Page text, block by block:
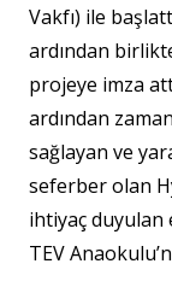
Vakfı) ile
ardından
projeye imza
ardından
sağlayan ve
seferber olan
ihtiyaç duyulan
TEV